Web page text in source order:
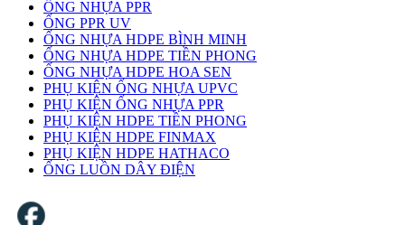
ỐNG NHỰA PPR
ỐNG PPR UV
ỐNG NHỰA HDPE BÌNH MINH
ỐNG NHỰA HDPE TIỀN PHONG
ỐNG NHỰA HDPE HOA SEN
PHỤ KIỆN ỐNG NHỰA UPVC
PHỤ KIỆN ỐNG NHỰA PPR
PHỤ KIỆN HDPE TIỀN PHONG
PHỤ KIỆN HDPE FINMAX
PHỤ KIỆN HDPE HATHACO
ỐNG LUỒN DÂY ĐIỆN